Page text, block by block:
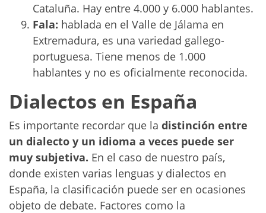
Cataluña. Hay entre 4.000 y 6.000 hablantes.
Fala: hablada en el Valle de Jálama en
Extremadura, es una variedad gallego-
portuguesa. Tiene menos de 1.000
hablantes y no es oficialmente reconocida.
Dialectos en España
Es importante recordar que la distinción entre
un dialecto y un idioma a veces puede ser
muy subjetiva. En el caso de nuestro país,
donde existen varias lenguas y dialectos en
España, la clasificación puede ser en ocasiones
objeto de debate. Factores como la